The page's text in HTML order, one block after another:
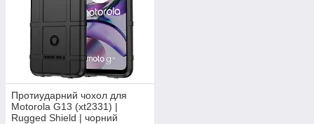
Протиударний чохол для
Motorola G13 (xt2331) |
Rugged Shield | чорний